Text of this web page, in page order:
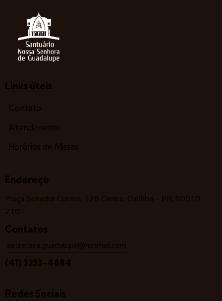
Links úteis
Contato
Atendimento
Horários de Missas
Endereço
Praça Senador Correia, 128 Centro, Curitiba – PR, 80010-
210
Contatos
secretaria.guadalupe@hotmail.com
(41) 3233-4884
Redes Sociais